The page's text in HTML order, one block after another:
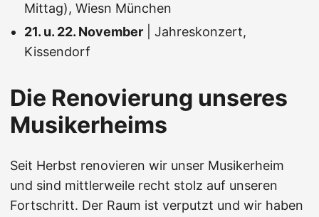
Mittag), Wiesn München
21. u. 22. November | Jahreskonzert,
Kissendorf
Die Renovierung unseres
Musikerheims
Seit Herbst renovieren wir unser Musikerheim
und sind mittlerweile recht stolz auf unseren
Fortschritt. Der Raum ist verputzt und wir haben